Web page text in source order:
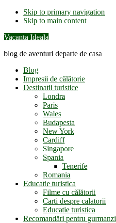
Skip to primary navigation
Skip to main content
Vacanta Ideala
blog de aventuri departe de casa
Blog
Impresii de călătorie
Destinatii turistice
Londra
Paris
Wales
Budapesta
New York
Cardiff
Singapore
Spania
Tenerife
Romania
Educatie turistica
Filme cu călătorii
Carti despre calatorii
Educatie turistica
Recomandări pentru gurmanzi